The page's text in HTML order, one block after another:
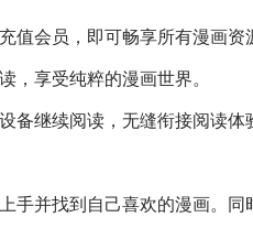
值会员，即可畅享所有漫画资
，享受纯粹的漫画世界。
备继续阅读，无缝衔接阅读体
手并找到自己喜欢的漫画。同